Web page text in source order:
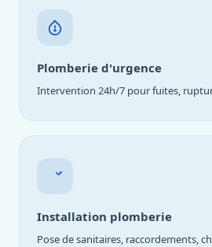
Plomberie d'urgence
Intervention 24h/7 pour fuites,
Installation plomberie
Pose de sanitaires, raccordements,